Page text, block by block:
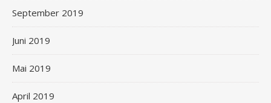
September 2019
Juni 2019
Mai 2019
April 2019